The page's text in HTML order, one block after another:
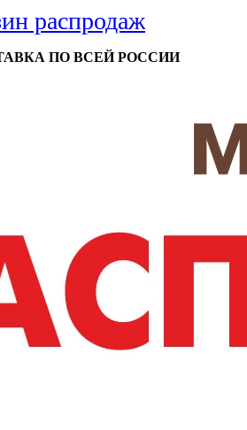
распродаж
ПО ВСЕЙ РОССИИ